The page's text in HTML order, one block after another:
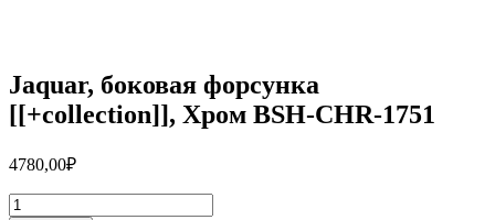
Jaquar, боковая форсунка
[[+collection]], Хром BSH-CHR-1751
4780,00₽
Количество